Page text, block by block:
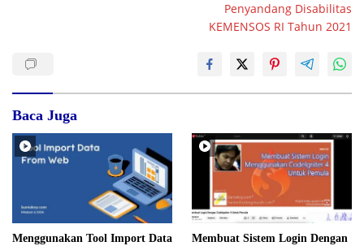
Penyandang Disabilitas
KEMENSOS RI Tahun 2021
Baca Juga
Menggunakan Tool Import Data
Membuat Sistem Login Dengan